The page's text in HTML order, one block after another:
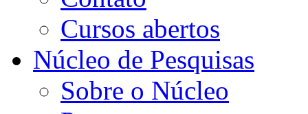
Cursos abertos
Núcleo de Pesquisas
Sobre o Núcleo